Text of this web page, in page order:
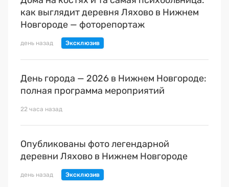
как выглядит деревня Ляхово в Нижнем
Новгороде — фоторепортаж
день назад
День города — 2026 в Нижнем Новгороде:
полная программа мероприятий
22 часа назад
Опубликованы фото легендарной
деревни Ляхово в Нижнем Новгороде
день назад